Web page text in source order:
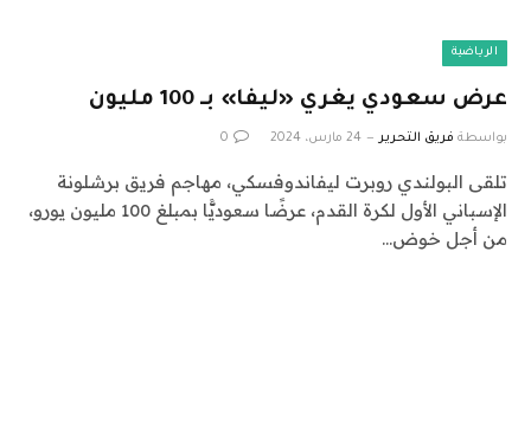
الرياضية
عرض سعودي يغري «ليفا» بـ 100 مليون
بواسطة فريق التحرير 24 مارس، 2024 0
تلقى البولندي روبرت ليفاندوفسكي، مهاجم فريق برشلونة
الإسباني الأول لكرة القدم، عرضًا سعوديًّا بمبلغ 100 مليون يورو،
من أجل خوض…